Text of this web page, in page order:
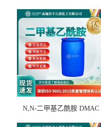
N,N-二甲基乙酰胺 DMAC